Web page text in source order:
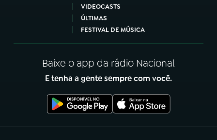
VIDEOCASTS
ÚLTIMAS
FESTIVAL DE MÚSICA
Baixe o app da rádio Nacional
E tenha a gente sempre com você.